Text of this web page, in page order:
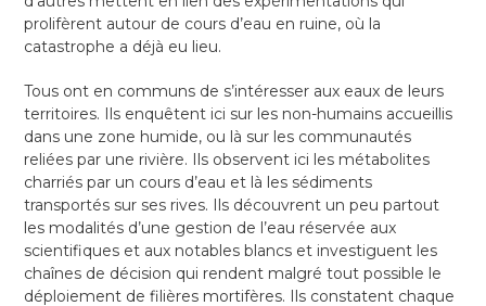
prolifèrent autour de cours d’eau en ruine, où la
catastrophe a déjà eu lieu.
Tous ont en communs de s’intéresser aux eaux de leurs
territoires. Ils enquêtent ici sur les non-humains accueillis
dans une zone humide, ou là sur les communautés
reliées par une rivière. Ils observent ici les métabolites
charriés par un cours d’eau et là les sédiments
transportés sur ses rives. Ils découvrent un peu partout
les modalités d’une gestion de l’eau réservée aux
scientifiques et aux notables blancs et investiguent les
chaînes de décision qui rendent malgré tout possible le
déploiement de filières mortifères. Ils constatent chaque